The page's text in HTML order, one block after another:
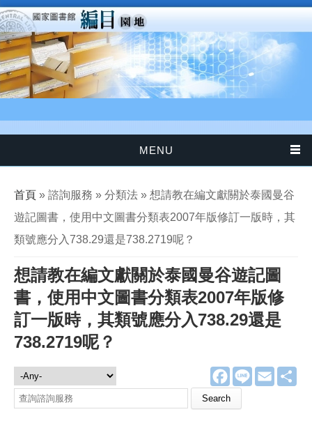
移至主內容
MENU
您在這裡
首頁 » 諮詢服務 » 分類法 » 想請教在編文獻關於泰國曼谷
遊記圖書，使用中文圖書分類表2007年版修訂一版時，其
類號應分入738.29還是738.2719呢？
想請教在編文獻關於泰國曼谷遊記圖
書，使用中文圖書分類表2007年版修
訂一版時，其類號應分入738.29還是
738.2719呢？
F
a
e
L
E
m
諮詢服務
Search this site